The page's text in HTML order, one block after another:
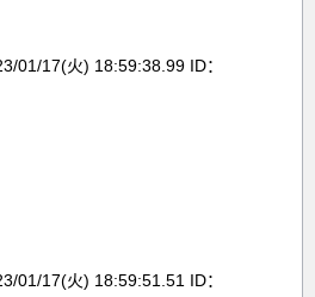
01/17(火) 18:59:38.99 ID：
01/17(火) 18:59:51.51 ID：